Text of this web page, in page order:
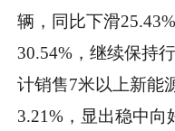
辆，同比下滑
30.54%，继续保持
计销售7米以上新能
3.21%，显出稳中